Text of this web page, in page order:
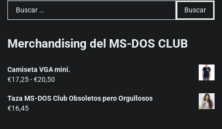
Buscar:
Merchandising del MS-DOS CLUB
Camiseta VGA mini.
€17,25-€20,50
precios:
Taza MS-DOS Club Obsoletos pero Orgullosos
€16,45